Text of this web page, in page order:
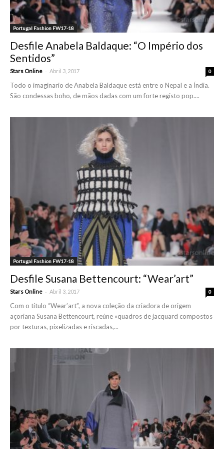
Portugal Fashion FW17-18
Desfile Anabela Baldaque: “O Império dos
Sentidos”
Stars Online - Abril 3, 2017 0
Todo o imaginario de Anabela Baldaque está entre o Nepal e a Índia.
São condessas boho, de mãos dadas com um forte registo pop....
Portugal Fashion FW17-18
Desfile Susana Bettencourt: “Wear’art”
Stars Online - Abril 3, 2017 0
Com o título “Wear’art”, a nova coleção da criadora de origem
açoriana Susana Bettencourt, reúne «quadros de jacquard compostos
por texturas, pixelizadas e riscadas,...